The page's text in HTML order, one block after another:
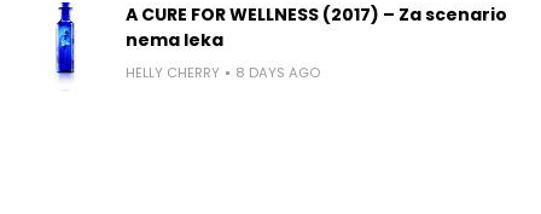
A CURE FOR WELLNESS (2017) – Za scenario
nema leka
HELLY CHERRY 8 DAYS AGO